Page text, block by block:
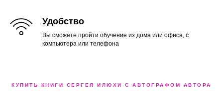
Удобство
Вы сможете пройти обучение из дома или офиса, с
компьютера или телефона
КУПИТЬ КНИГИ СЕРГЕЯ ИЛЮХИ С АВТОГРАФОМ АВТОРА